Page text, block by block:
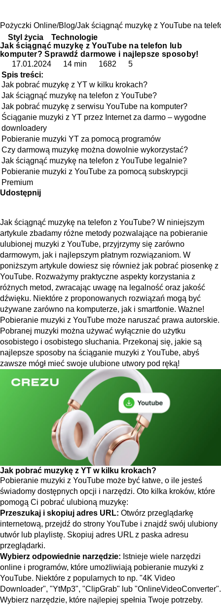
Pożyczki Online Blog Jak ściągnąć muzykę z YouTube na
Styl życia
Technologie
Jak ściągnąć muzykę z YouTube na telefon lub
komputer? Sprawdź darmowe i najlepsze sposoby!
17.01.2024
14 min 1682
5
Spis treści:
Jak pobrać muzykę z YT w kilku krokach?
Jak ściągnąć muzykę na telefon z YouTube?
Jak pobrać muzykę z serwisu YouTube na komputer?
Ściąganie muzyki z YT przez Internet za darmo – wygodne
downloadery
Pobieranie muzyki YT za pomocą programów
Czy darmową muzykę można dowolnie wykorzystać?
Jak ściągnąć muzykę na telefon z YouTube legalnie?
Pobieranie muzyki z YouTube za pomocą subskrypcji
Premium
Udostępnij
Jak ściągnąć muzykę na telefon z YouTube? W niniejszym
artykule zbadamy różne metody pozwalające na pobieranie
ulubionej muzyki z YouTube, przyjrzymy się zarówno
darmowym, jak i najlepszym płatnym rozwiązaniom. W
poniższym artykule dowiesz się również jak pobrać piosenkę z
YouTube. Rozważymy praktyczne aspekty korzystania z
różnych metod, zwracając uwagę na legalność oraz jakość
dźwięku. Niektóre z proponowanych rozwiązań mogą być
używane zarówno na komputerze, jak i smartfonie. Ważne!
Pobieranie muzyki z YouTube może naruszać prawa autorskie.
Pobranej muzyki można używać wyłącznie do użytku
osobistego i osobistego słuchania. Przekonaj się, jakie są
najlepsze sposoby na ściąganie muzyki z YouTube, abyś
zawsze mógł mieć swoje ulubione utwory pod ręką!
Jak pobrać muzykę z YT w kilku krokach?
Pobieranie muzyki z YouTube może być łatwe, o ile jesteś
świadomy dostępnych opcji i narzędzi. Oto kilka kroków, które
pomogą Ci pobrać ulubioną muzykę:
Przeszukaj i skopiuj adres URL: Otwórz przeglądarkę
internetową, przejdź do strony YouTube i znajdź swój ulubiony
utwór lub playlistę. Skopiuj adres URL z paska adresu
przeglądarki.
Wybierz odpowiednie narzędzie: Istnieje wiele narzędzi
online i programów, które umożliwiają pobieranie muzyki z
YouTube. Niektóre z popularnych to np. "4K Video
Downloader", "YtMp3", "ClipGrab" lub "OnlineVideoConverter".
Wybierz narzędzie, które najlepiej spełnia Twoje potrzeby.